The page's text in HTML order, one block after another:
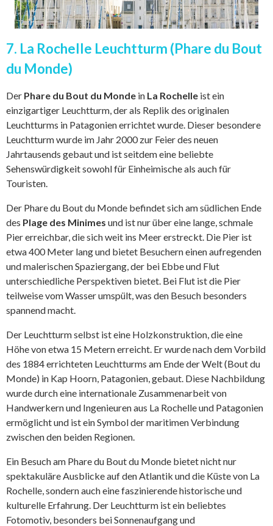
7. La Rochelle Leuchtturm (Phare du Bout
du Monde)
Der Phare du Bout du Monde in La Rochelle ist ein
einzigartiger Leuchtturm, der als Replik des originalen
Leuchtturms in Patagonien errichtet wurde. Dieser besondere
Leuchtturm wurde im Jahr 2000 zur Feier des neuen
Jahrtausends gebaut und ist seitdem eine beliebte
Sehenswürdigkeit sowohl für Einheimische als auch für
Touristen.
Der Phare du Bout du Monde befindet sich am südlichen Ende
des Plage des Minimes und ist nur über eine lange, schmale
Pier erreichbar, die sich weit ins Meer erstreckt. Die Pier ist
etwa 400 Meter lang und bietet Besuchern einen aufregenden
und malerischen Spaziergang, der bei Ebbe und Flut
unterschiedliche Perspektiven bietet. Bei Flut ist die Pier
teilweise vom Wasser umspült, was den Besuch besonders
spannend macht.
Der Leuchtturm selbst ist eine Holzkonstruktion, die eine
Höhe von etwa 15 Metern erreicht. Er wurde nach dem Vorbild
des 1884 errichteten Leuchtturms am Ende der Welt (Bout du
Monde) in Kap Hoorn, Patagonien, gebaut. Diese Nachbildung
wurde durch eine internationale Zusammenarbeit von
Handwerkern und Ingenieuren aus La Rochelle und Patagonien
ermöglicht und ist ein Symbol der maritimen Verbindung
zwischen den beiden Regionen.
Ein Besuch am Phare du Bout du Monde bietet nicht nur
spektakuläre Ausblicke auf den Atlantik und die Küste von La
Rochelle, sondern auch eine faszinierende historische und
kulturelle Erfahrung. Der Leuchtturm ist ein beliebtes
Fotomotiv, besonders bei Sonnenaufgang und